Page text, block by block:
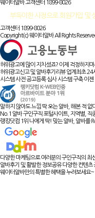
웨이터알바 고객센터 1899-8026
부득이한 사정으로 회원가입 및
고객센터 1899-8026
Copyright(c) 웨이터알바 All Rights
허위광고에 많이 지치셨죠? 이제 걱정하지
허위광고신고 및 알바후기리뷰 업계최초 24
시스템 사전 공고등록 심사 시스템 구축 이
말하지 않아도 느낌 딱 오는 알바, 해본 적 없
No.1 알바 구인구직 포털사이트, 지역별, 직
랭킹닷컴 1위 나에게 딱! 맞는 알바, 알바를
다양한 마케팅으로 여러분의 구인구직의 최
알바후기 및 활발한 정보공유 다양한 컨텐츠
웨이터알바만의 특별한 혜택을 누려보세요~